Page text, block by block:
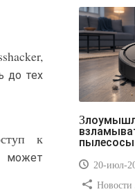
до тех
к
может
/ Вёрстка /
Злоумышленники могут
пылесосы
20-июл-